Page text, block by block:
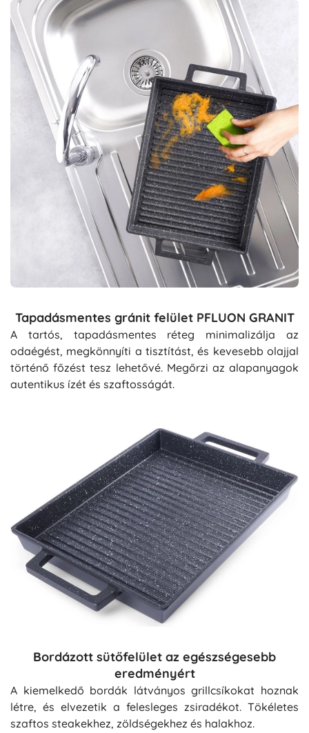
Tapadásmentes gránit felület PFLUON GRANIT
A tartós, tapadásmentes réteg minimalizálja az
odaégést, megkönnyíti a tisztítást, és kevesebb olajjal
történő főzést tesz lehetővé. Megőrzi az alapanyagok
autentikus ízét és szaftosságát.
Bordázott sütőfelület az egészségesebb
eredményért
A kiemelkedő bordák látványos grillcsíkokat hoznak
létre, és elvezetik a felesleges zsiradékot. Tökéletes
szaftos steakekhez, zöldségekhez és halakhoz.